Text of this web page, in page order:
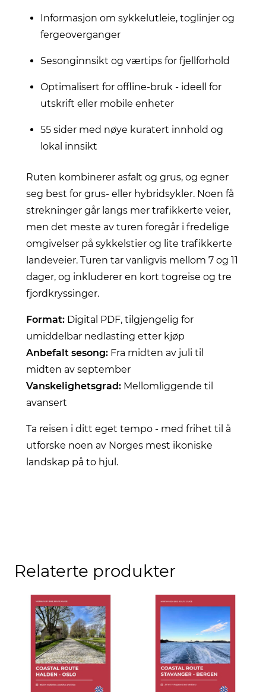
Informasjon om sykkelutleie, toglinjer og
fergeoverganger
Sesonginnsikt og værtips for fjellforhold
Optimalisert for offline-bruk - ideell for
utskrift eller mobile enheter
55 sider med nøye kuratert innhold og
lokal innsikt
Ruten kombinerer asfalt og grus, og egner
seg best for grus- eller hybridsykler. Noen få
strekninger går langs mer trafikkerte veier,
men det meste av turen foregår i fredelige
omgivelser på sykkelstier og lite trafikkerte
landeveier. Turen tar vanligvis mellom 7 og 11
dager, og inkluderer en kort togreise og tre
fjordkryssinger.
Format: Digital PDF, tilgjengelig for
umiddelbar nedlasting etter kjøp
Anbefalt sesong: Fra midten av juli til
midten av september
Vanskelighetsgrad: Mellomliggende til
avansert
Ta reisen i ditt eget tempo - med frihet til å
utforske noen av Norges mest ikoniske
landskap på to hjul.
Relaterte produkter